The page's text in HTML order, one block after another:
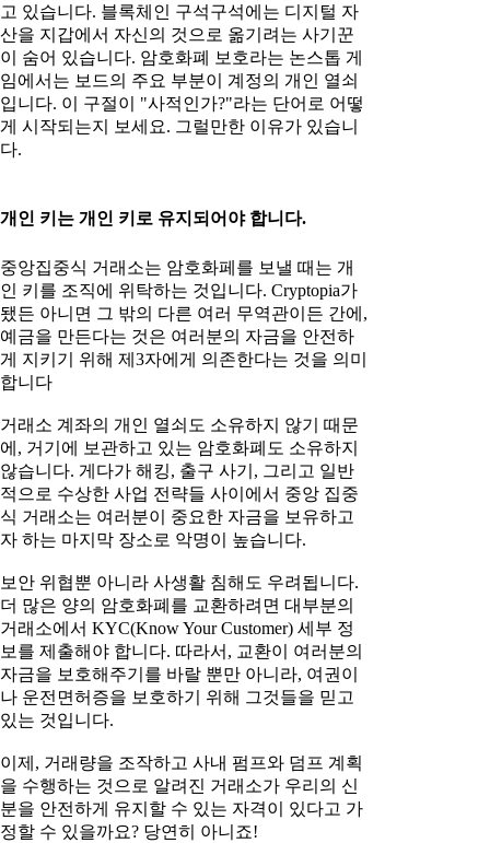
고 있습니다. 블록체인 구석구석에는 디지털 자
산을 지갑에서 자신의 것으로 옮기려는 사기꾼
이 숨어 있습니다. 암호화폐 보호라는 논스톱 게
임에서는 보드의 주요 부분이 계정의 개인 열쇠
입니다. 이 구절이 "사적인가?"라는 단어로 어떻
게 시작되는지 보세요. 그럴만한 이유가 있습니
다.
개인 키는 개인 키로 유지되어야 합니다.
중앙집중식 거래소는 암호화페를 보낼 때는 개
인 키를 조직에 위탁하는 것입니다. Cryptopia가
됐든 아니면 그 밖의 다른 여러 무역관이든 간에,
예금을 만든다는 것은 여러분의 자금을 안전하
게 지키기 위해 제3자에게 의존한다는 것을 의미
합니다
거래소 계좌의 개인 열쇠도 소유하지 않기 때문
에, 거기에 보관하고 있는 암호화폐도 소유하지
않습니다. 게다가 해킹, 출구 사기, 그리고 일반
적으로 수상한 사업 전략들 사이에서 중앙 집중
식 거래소는 여러분이 중요한 자금을 보유하고
자 하는 마지막 장소로 악명이 높습니다.
보안 위협뿐 아니라 사생활 침해도 우려됩니다.
더 많은 양의 암호화폐를 교환하려면 대부분의
거래소에서 KYC(Know Your Customer) 세부 정
보를 제출해야 합니다. 따라서, 교환이 여러분의
자금을 보호해주기를 바랄 뿐만 아니라, 여권이
나 운전면허증을 보호하기 위해 그것들을 믿고
있는 것입니다.
이제, 거래량을 조작하고 사내 펌프와 덤프 계획
을 수행하는 것으로 알려진 거래소가 우리의 신
분을 안전하게 유지할 수 있는 자격이 있다고 가
정할 수 있을까요? 당연히 아니죠!